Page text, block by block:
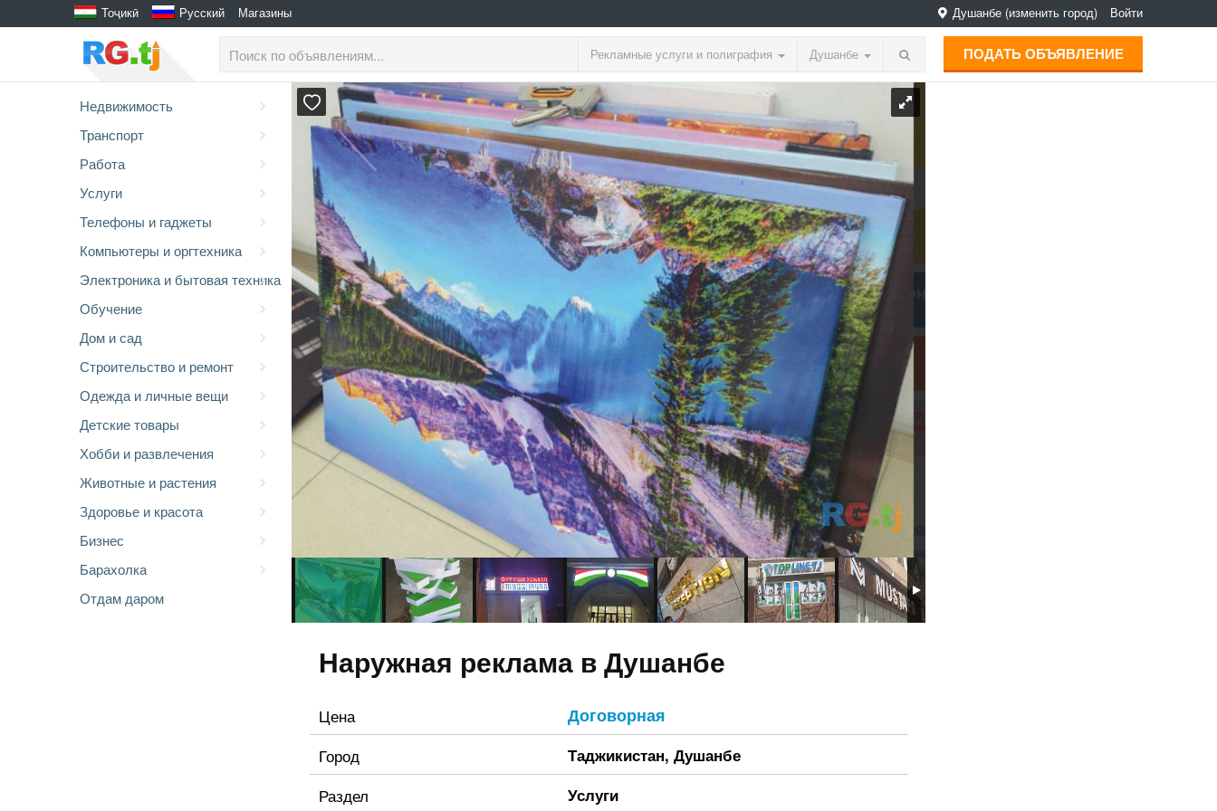
Тоҷикӣ Русский Магазины Душанбе (изменить город) Войти
Рекламные услуги и полиграфия Душанбе ПОДАТЬ ОБЪЯВЛЕНИЕ
Недвижимость
Транспорт
Работа
Услуги
Телефоны и гаджеты
Компьютеры и оргтехника
Электроника и бытовая техника
Обучение
Дом и сад
Строительство и ремонт
Одежда и личные вещи
Детские товары
Хобби и развлечения
Животные и растения
Здоровье и красота
Бизнес
Барахолка
Отдам даром
Наружная реклама в Душанбе
Цена Договорная
Город Таджикистан, Душанбе
Раздел Услуги